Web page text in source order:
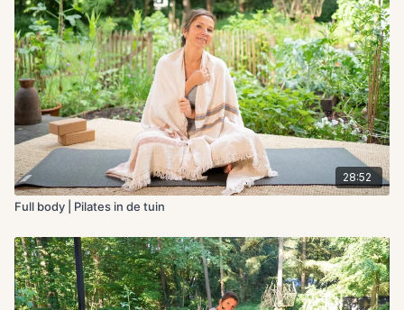
28:52
Full body | Pilates in de tuin